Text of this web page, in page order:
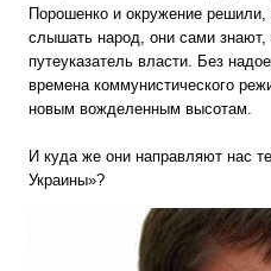
Порошенко и окружение
слышать народ, они сами знают,
путеуказатель власти. Без
времена коммунистического
новым вожделенным высотам.
И куда же они направляют нас
Украины»?